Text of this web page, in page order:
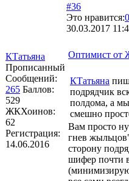
КТатьяна
Прописанный
Сообщений:
265 Баллов:
529
ЖКХоинов:
62
Регистрация:
14.06.2016
#36
Это нравится:0
30.03.2017
Оптимист от
КТатьяна
подрядчик
полдома, а
смешно
Вам просто
гнев
сторону
шифер почти